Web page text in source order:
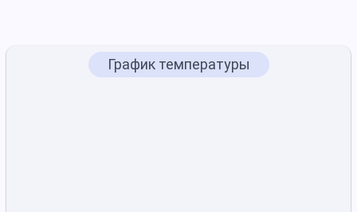
График температуры